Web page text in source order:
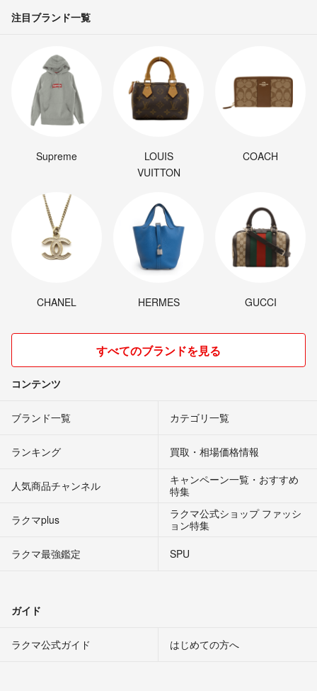
注目ブランド一覧
Supreme
LOUIS
VUITTON
COACH
CHANEL HERMES GUCCI
すべてのブランドを見る
コンテンツ
ブランド一覧 カテゴリ一覧
ランキング 買取・相場価格情報
人気商品チャンネル
キャンペーン一覧・おすすめ
特集
ラクマplus
ラクマ公式ショップ ファッシ
ョン特集
ラクマ最強鑑定
SPU
ガイド
ラクマ公式ガイド はじめての方へ